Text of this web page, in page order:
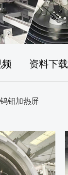
烘干箱客户
资料下载
钼加热屏